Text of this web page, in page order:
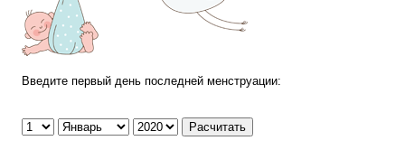
Введите первый день последней менструации: